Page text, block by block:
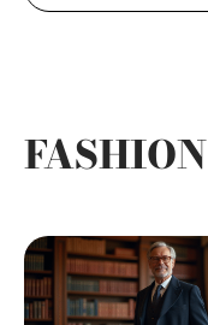
FASHION